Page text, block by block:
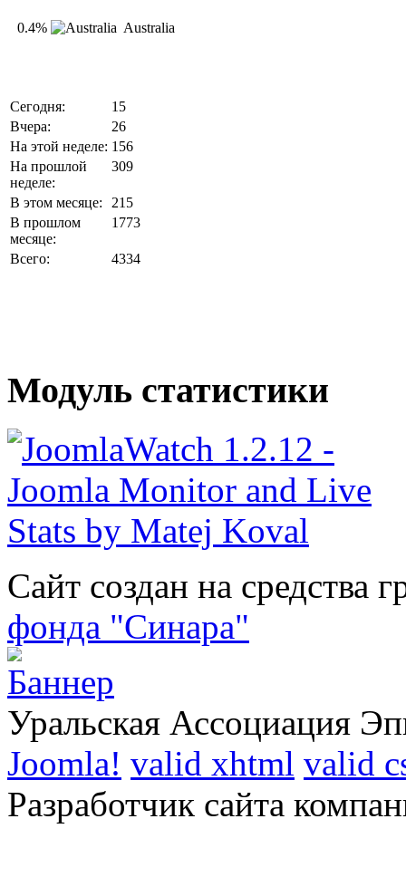
0.4% Australia
Сегодня:
15
Вчера:
26
На этой неделе: 156
На прошлой
неделе:
309
В этом месяце:
215
В прошлом
месяце:
1773
Всего: 4334
Модуль статистики
Сайт создан на средства
фонда "Синара"
Уральская Ассоциация
Joomla! valid xhtml valid
Разработчик сайта